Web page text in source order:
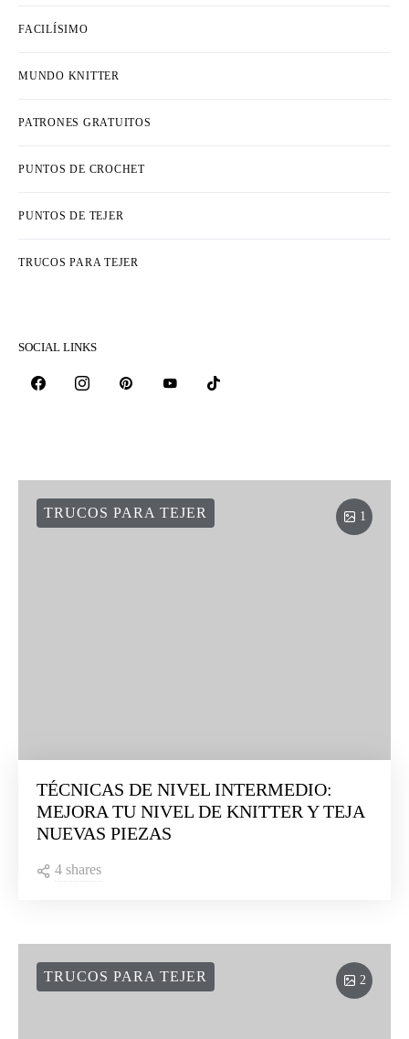
FACILÍSIMO
MUNDO KNITTER
PATRONES GRATUITOS
PUNTOS DE CROCHET
PUNTOS DE TEJER
TRUCOS PARA TEJER
SOCIAL LINKS
1
TRUCOS PARA TEJER
TÉCNICAS DE NIVEL INTERMEDIO:
MEJORA TU NIVEL DE KNITTER Y TEJA
NUEVAS PIEZAS
4 shares
2
TRUCOS PARA TEJER